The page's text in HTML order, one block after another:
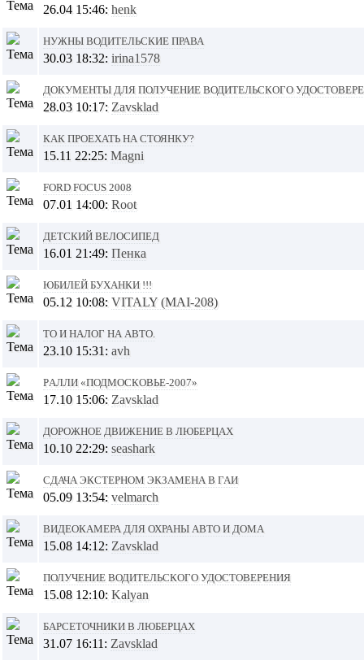
26.04 15:46: henk
Нужны водительские права
30.03 18:32: irina1578
Документы для получение водительского
28.03 10:17: Zavsklad
Как проехать на стоянку?
15.11 22:25: Magni
Ford focus 2008
07.01 14:00: Root
Детский велосипед
16.01 21:49: Пенка
Юбилей БУХАНКИ !!!
05.12 10:08: VITALY (MAI-208)
ТО и налог на авто.
23.10 15:31: avh
Ралли «Подмосковье-2007»
17.10 15:06: Zavsklad
Дорожное движение в Люберцах
10.10 22:29: seashark
Сдача экстерном экзамена в ГАИ
05.09 13:54: velmarch
Видеокамера для охраны авто и дома
15.08 14:12: Zavsklad
Получение водительского удостоверения
15.08 12:10: Kalyan
Барсеточники в Люберцах
31.07 16:11: Zavsklad